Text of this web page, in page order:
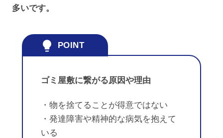
多いです。
ゴミ屋敷に繋がる原因や理由
・物を捨てることが得意ではない
・発達障害や精神的な病気を抱えて
いる